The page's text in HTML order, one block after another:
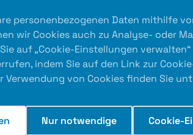
personenbezogenen Daten mithilfe
wir Cookies auch zu Analyse- oder
auf „Cookie-Einstellungen
indem Sie auf den Link zur
Verwendung von Cookies finden Sie
Nur notwendige Cookie-